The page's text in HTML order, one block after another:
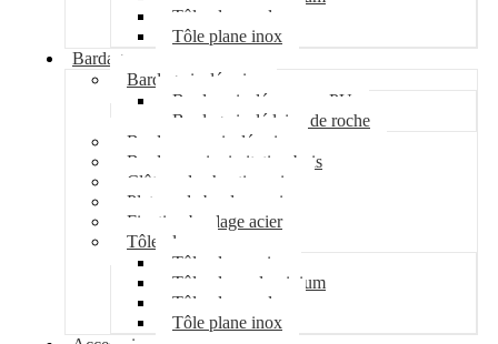
Tôle plane galva
Tôle plane inox
Bardage
Bardage isolé acier
Bardage isolé mousse PU
Bardage isolé laine de roche
Bardage non isolé acier
Bardage acier imitation bois
Clôture de chantier acier
Plateau de bardage acier
Fixation bardage acier
Tôle plane
Tôle plane acier
Tôle plane aluminium
Tôle plane galva
Tôle plane inox